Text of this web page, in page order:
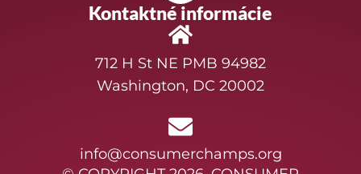
Kontaktné informácie
712 H St NE PMB 94982
Washington, DC 20002
info@consumerchamps.org